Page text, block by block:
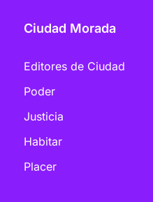
Ciudad Morada
Editores de Ciudad
Poder
Justicia
Habitar
Placer